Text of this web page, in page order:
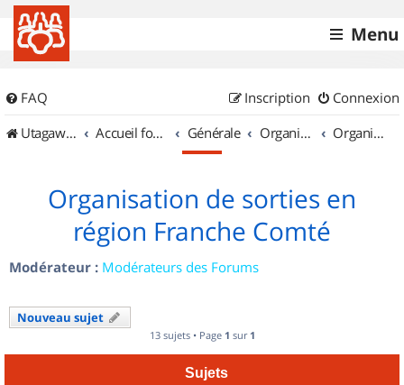
Menu
FAQ Connexion
Inscription
UtagawaVTT (Randos VTT et VTTAE avec traces GPS)
Accueil forum Générale Organisation de sorties & Recherche de partenaires Organisation de sorties en région Franche Comté
Organisation de sorties en
région Franche Comté
Modérateur : Modérateurs des Forums
Nouveau sujet
13 sujets • Page 1 sur 1
Sujets